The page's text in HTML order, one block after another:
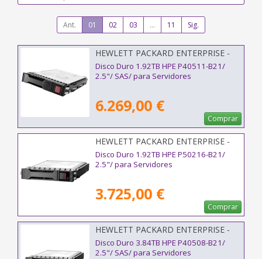
Ant. 01 02 03 ... 11 Sig.
HEWLETT PACKARD ENTERPRISE -
P40511-B21
Disco Duro 1.92TB HPE P40511-B21/
2.5"/ SAS/ para Servidores
6.269,00 €
Comprar
HEWLETT PACKARD ENTERPRISE -
P50216-B21
Disco Duro 1.92TB HPE P50216-B21/
2.5"/ para Servidores
3.725,00 €
Comprar
HEWLETT PACKARD ENTERPRISE -
P40508-B21
Disco Duro 3.84TB HPE P40508-B21/
2.5"/ SAS/ para Servidores